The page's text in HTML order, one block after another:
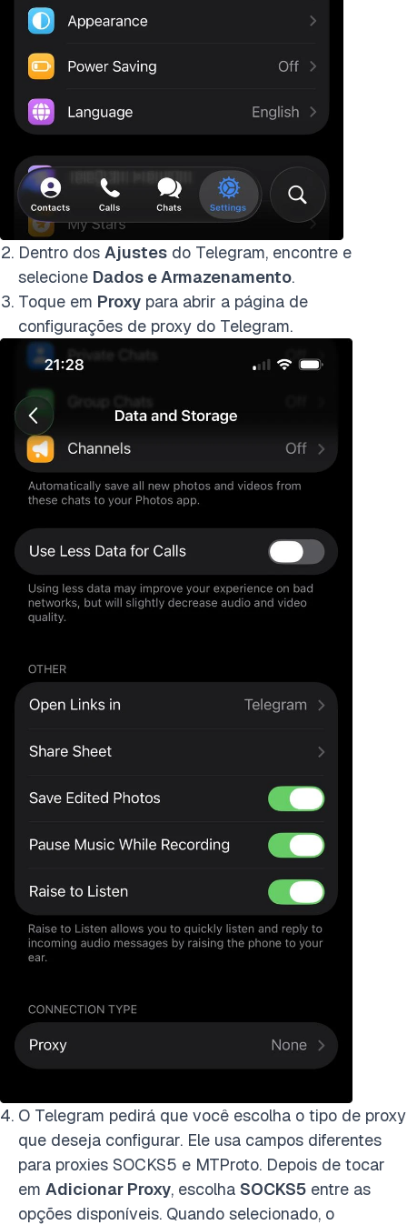
Dentro dos Ajustes do Telegram, encontre e
selecione Dados e Armazenamento.
Toque em Proxy para abrir a página de
configurações de proxy do Telegram.
O Telegram pedirá que você escolha o tipo de proxy
que deseja configurar. Ele usa campos diferentes
para proxies SOCKS5 e MTProto. Depois de tocar
em Adicionar Proxy, escolha SOCKS5 entre as
opções disponíveis. Quando selecionado, o